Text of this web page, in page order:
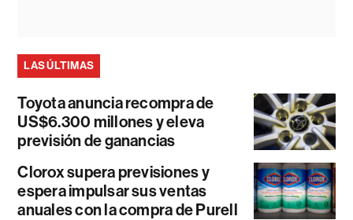
LAS ÚLTIMAS
Toyota anuncia recompra de
US$6.300 millones y eleva
previsión de ganancias
Clorox supera previsiones y
espera impulsar sus ventas
anuales con la compra de Purell